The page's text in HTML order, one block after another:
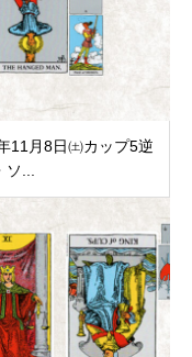
11月8日㈯カップ5逆
ソ...